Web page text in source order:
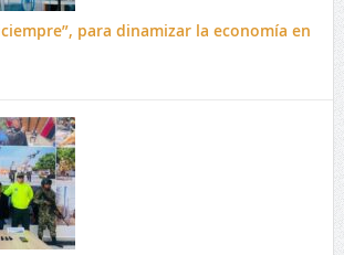
para dinamizar la economía en